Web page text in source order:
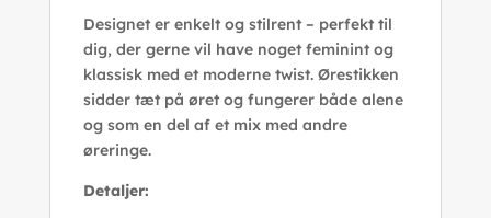
Designet er enkelt og stilrent – perfekt til
dig, der gerne vil have noget feminint og
klassisk med et moderne twist. Ørestikken
sidder tæt på øret og fungerer både alene
og som en del af et mix med andre
øreringe.
Detaljer: